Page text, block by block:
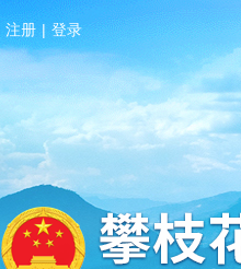
注册 | 登录